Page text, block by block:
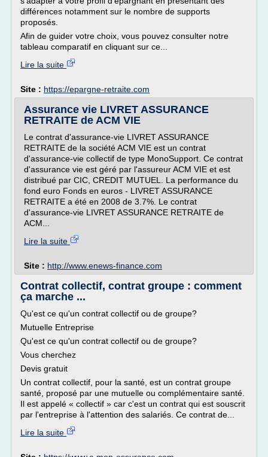
différences notamment sur le nombre de supports
proposés.
Afin de guider votre choix, vous pouvez consulter notre
tableau comparatif en cliquant sur ce...
Lire la suite
Site : https://epargne-retraite.com
Assurance vie LIVRET ASSURANCE
RETRAITE de ACM VIE
Le contrat d'assurance-vie LIVRET ASSURANCE
RETRAITE de la société ACM VIE est un contrat
d'assurance-vie collectif de type MonoSupport. Ce contrat
d'assurance vie est géré par l'assureur ACM VIE et est
distribué par CIC, CREDIT MUTUEL. La performance du
fond euro Fonds en euros - LIVRET ASSURANCE
RETRAITE a été en 2008 de 3.7%. Le contrat
d'assurance-vie LIVRET ASSURANCE RETRAITE de
ACM...
Lire la suite
Site : http://www.enews-finance.com
Contrat collectif, contrat groupe : comment
ça marche ...
Qu'est ce qu'un contrat collectif ou de groupe?
Mutuelle Entreprise
Qu'est ce qu'un contrat collectif ou de groupe?
Vous cherchez
Devis gratuit
Un contrat collectif, pour la santé, est un contrat groupe
santé, proposé par une mutuelle ou complémentaire santé.
Il est appelé « collectif » car c'est un contrat qui est souscrit
par l'entreprise à l'attention des salariés. Ce contrat de...
Lire la suite